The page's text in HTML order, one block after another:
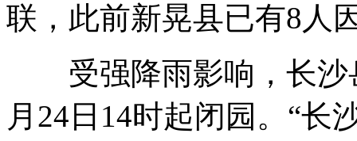
联，此前新晃县已有8人
受强降雨影响，长沙
月24日14时起闭园。“长